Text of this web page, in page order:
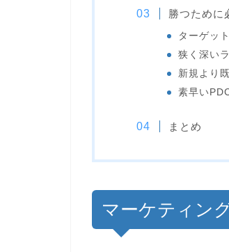
勝つために
ターゲッ
狭く深い
新規より
素早い
まとめ
マーケティン